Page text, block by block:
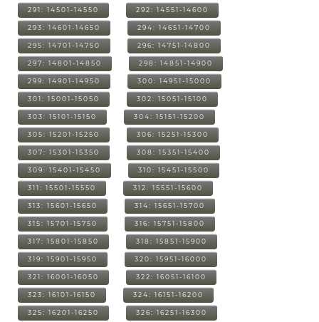
291: 14501-14550 292: 14551-14600
293: 14601-14650 294: 14651-14700
295: 14701-14750 296: 14751-14800
297: 14801-14850 298: 14851-14900
299: 14901-14950 300: 14951-15000
301: 15001-15050 302: 15051-15100
303: 15101-15150 304: 15151-15200
305: 15201-15250 306: 15251-15300
307: 15301-15350 308: 15351-15400
309: 15401-15450 310: 15451-15500
311: 15501-15550 312: 15551-15600
313: 15601-15650 314: 15651-15700
315: 15701-15750 316: 15751-15800
317: 15801-15850 318: 15851-15900
319: 15901-15950 320: 15951-16000
321: 16001-16050 322: 16051-16100
323: 16101-16150 324: 16151-16200
325: 16201-16250 326: 16251-16300